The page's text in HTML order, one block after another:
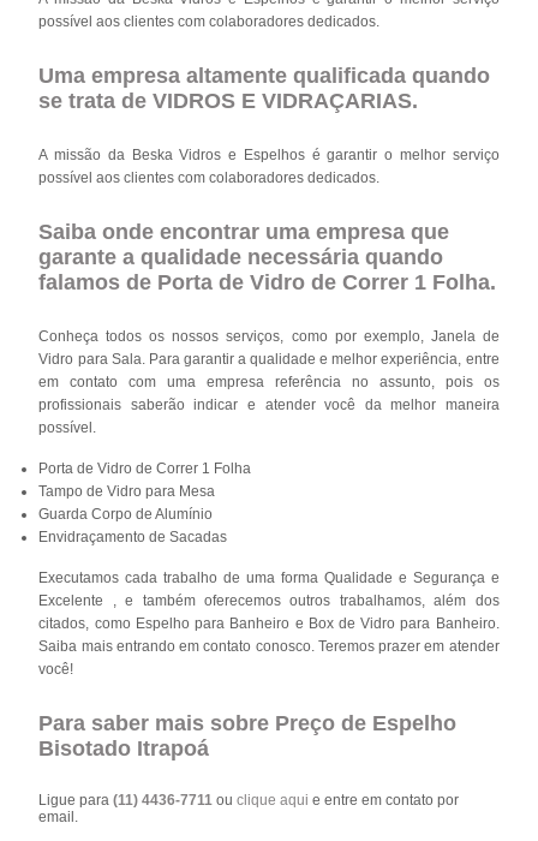
possível aos clientes com colaboradores dedicados.
Uma empresa altamente qualificada quando
se trata de VIDROS E VIDRAÇARIAS.
A missão da Beska Vidros e Espelhos é garantir o melhor serviço
possível aos clientes com colaboradores dedicados.
Saiba onde encontrar uma empresa que
garante a qualidade necessária quando
falamos de Porta de Vidro de Correr 1 Folha.
Conheça todos os nossos serviços, como por exemplo, Janela de
Vidro para Sala. Para garantir a qualidade e melhor experiência, entre
em contato com uma empresa referência no assunto, pois os
profissionais saberão indicar e atender você da melhor maneira
possível.
Porta de Vidro de Correr 1 Folha
Tampo de Vidro para Mesa
Guarda Corpo de Alumínio
Envidraçamento de Sacadas
Executamos cada trabalho de uma forma Qualidade e Segurança e
Excelente , e também oferecemos outros trabalhamos, além dos
citados, como Espelho para Banheiro e Box de Vidro para Banheiro.
Saiba mais entrando em contato conosco. Teremos prazer em atender
você!
Para saber mais sobre Preço de Espelho
Bisotado Itrapoá
Ligue para(11) 4436-7711ouclique aqui e entre em contato por
email.